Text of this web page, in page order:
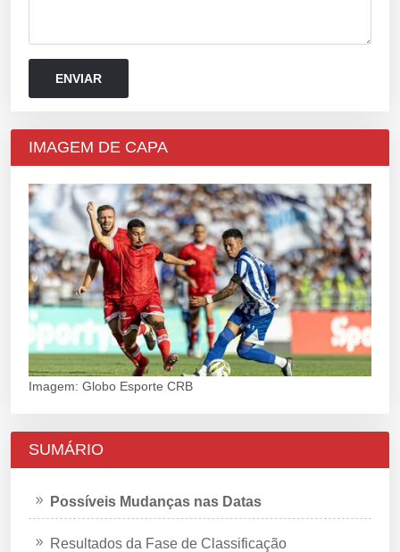
IMAGEM DE CAPA
Imagem: Globo Esporte CRB
SUMÁRIO
Possíveis Mudanças nas Datas
Resultados da Fase de Classificação